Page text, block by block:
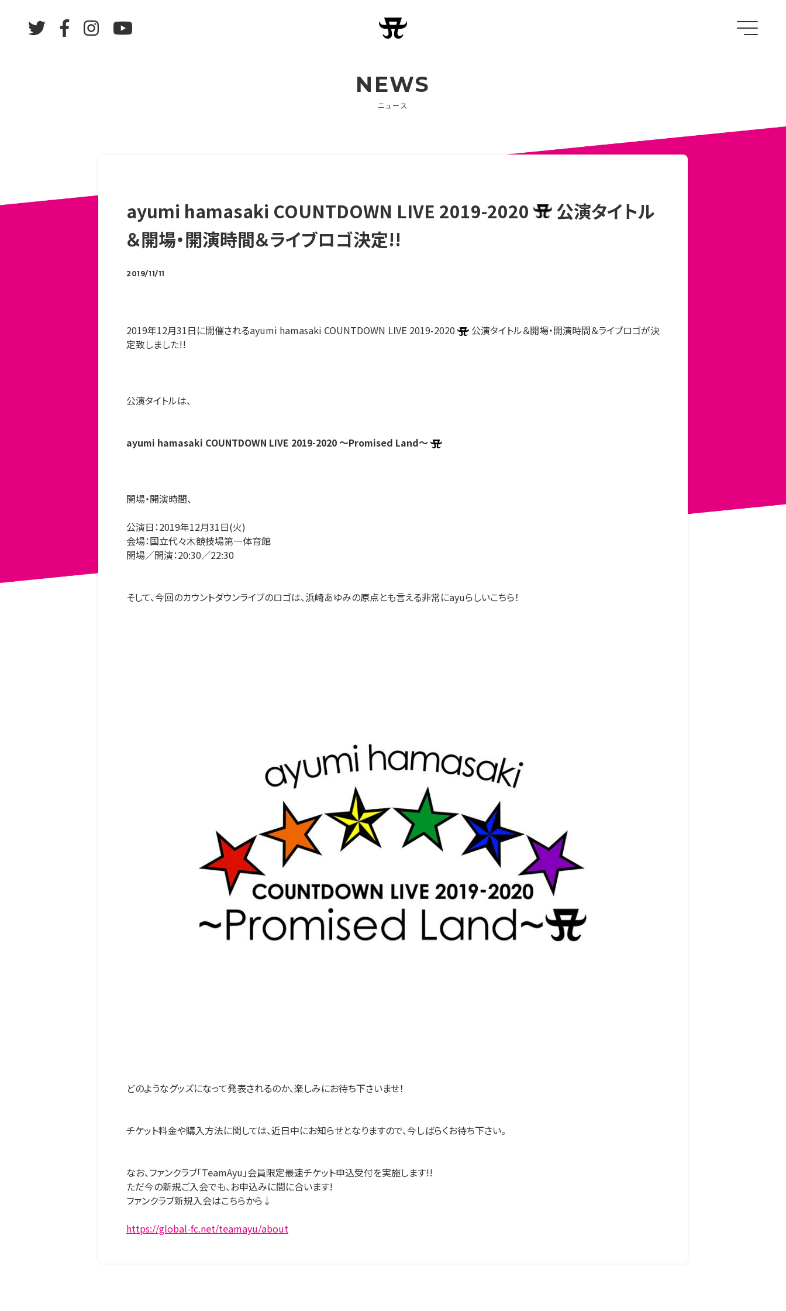
NEWS
ニュース
ayumi hamasaki COUNTDOWN LIVE 2019-2020
公演タイトル
＆開場・開演時間＆ライブロゴ決定!!
2019/11/11
2019年12月31日に開催されるayumi hamasaki COUNTDOWN LIVE 2019-2020
公演タイトル＆開場・開演時間＆ライブロゴが決
定致しました!!
公演タイトルは、
ayumi hamasaki COUNTDOWN LIVE 2019-2020 ～Promised Land～
開場・開演時間、
公演日：2019年12月31日(火)
会場：国⽴代々⽊競技場第⼀体育館
開場／開演：20:30／22:30
そして、今回のカウントダウンライブのロゴは、浜崎あゆみの原点とも言える非常にayuらしいこちら！
どのようなグッズになって発表されるのか、楽しみにお待ち下さいませ！
チケット料金や購入方法に関しては、近日中にお知らせとなりますので、今しばらくお待ち下さい。
なお、ファンクラブ「TeamAyu」会員限定最速チケット申込受付を実施します!!
ただ今の新規ご入会でも、お申込みに間に合います!
ファンクラブ新規入会はこちらから↓
https://global-fc.net/teamayu/about